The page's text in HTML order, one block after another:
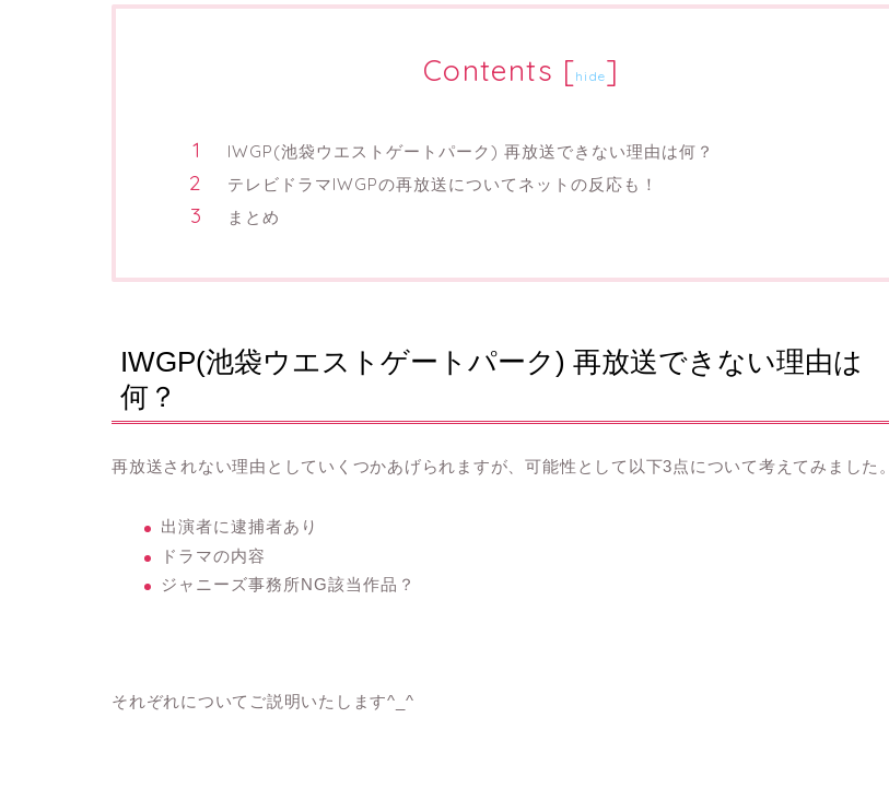
Contents [hide]
IWGP(池袋ウエストゲートパーク) 再放送できない理由は何？
テレビドラマIWGPの再放送についてネットの反応も！
まとめ
IWGP(池袋ウエストゲートパーク) 再放送できない理由は
何？
再放送されない理由としていくつかあげられますが、可能性として以下3点について考えてみました。
出演者に逮捕者あり
ドラマの内容
ジャニーズ事務所NG該当作品？
それぞれについてご説明いたします^_^